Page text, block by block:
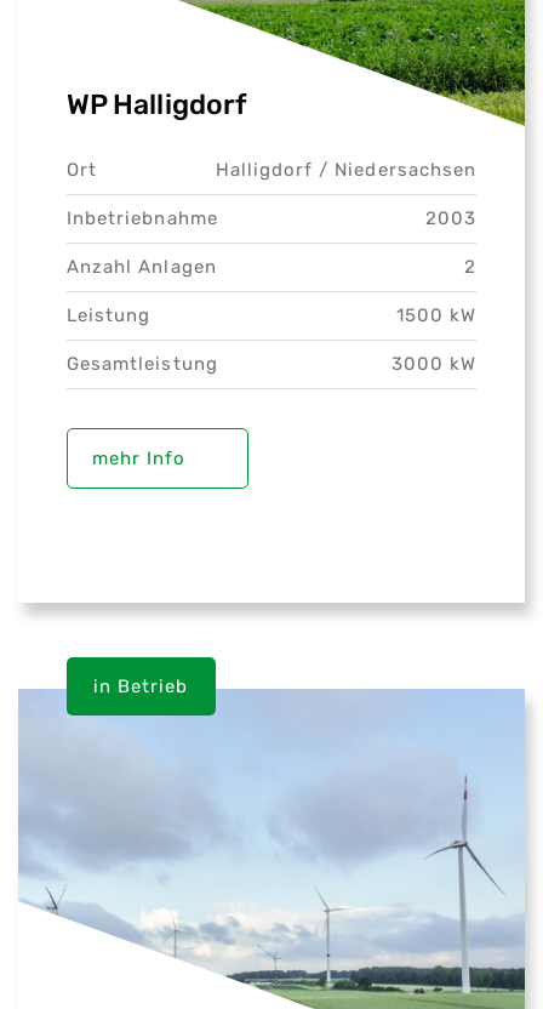
WP Halligdorf
Ort Halligdorf / Niedersachsen
Inbetriebnahme 2003
Anzahl Anlagen 2
Leistung 1500 kW
Gesamtleistung 3000 kW
mehr Info
in Betrieb